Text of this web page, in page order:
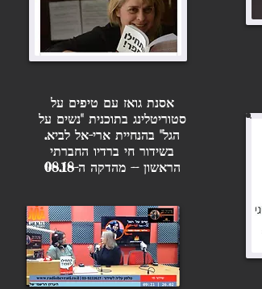
לאור ספר "כל הסודות
מאירה ברנע-גולדברג: להוציא לאור
ספר "כל הסודות והשקרים" מפגש
גולדברג: מבוא לעולם הספרים
כל הסודות...
אסנת גואז עם טיפים על
סטוריטלינג בתוכנית "נשים על
הגל" בהנחיית ארי-אל לביא.
בשידור חי ברדיו החברתי
הראשון -- מהדקה ה-08.18